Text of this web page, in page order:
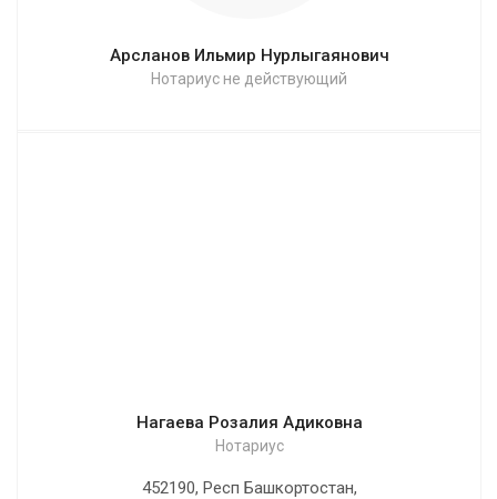
Арсланов Ильмир Нурлыгаянович
Нотариус не действующий
Нагаева Розалия Адиковна
Нотариус
452190, Респ Башкортостан,